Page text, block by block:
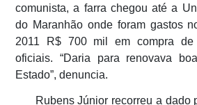
comunista, a farra chegou até a
do Maranhão onde foram gastos
2011 R$ 700 mil em compra de
oficiais. “Daria para renovava
Estado”, denuncia.
Rubens Júnior recorreu a dado